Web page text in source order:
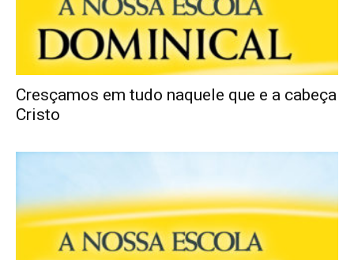
Cresçamos em tudo naquele que e a cabeça
Cristo